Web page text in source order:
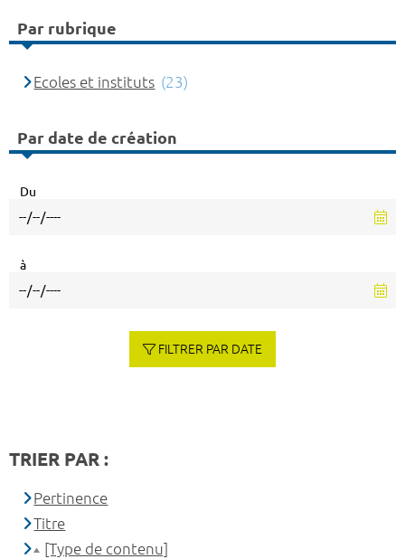
Par rubrique
Ecoles et instituts (23)
Par date de création
Du
à
FILTRER PAR DATE
TRIER PAR :
Pertinence
Titre
[Type de contenu]